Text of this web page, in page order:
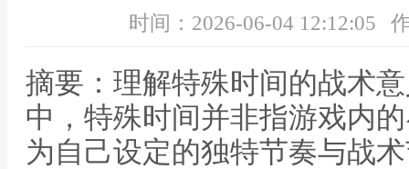
时间：2026-06-04 12:12:05
摘要：理解特殊时间的战术
中，特殊时间并非指游戏内
为自己设定的独特节奏与战